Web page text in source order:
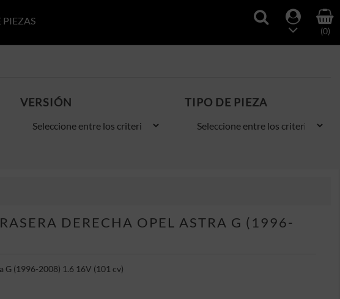
PIEZAS
(0)
VERSIÓN TIPO DE PIEZA
DERECHA OPEL ASTRA G (1996-
(1996-2008) 1.6 16V (101 cv)